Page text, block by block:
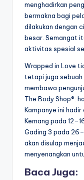
menghadirkan
bermakna bagi
dilakukan dengan
besar. Semangat
aktivitas spesial
Wrapped in Love
tetapi juga sebuah
membawa
The Body Shop®:
Kampanye ini
Kemang pada
Gading 3 pada
akan disulap
menyenangkan
Baca Juga: